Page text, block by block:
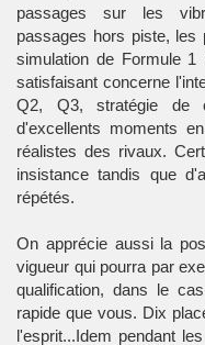
passages sur les
passages hors piste, les
simulation de Formule
satisfaisant concerne
Q2, Q3, stratégie de
d'excellents moments
réalistes des rivaux.
insistance tandis que
répétés.
On apprécie aussi la
vigueur qui pourra par
qualification, dans le
rapide que vous. Dix
l'esprit...Idem pendant